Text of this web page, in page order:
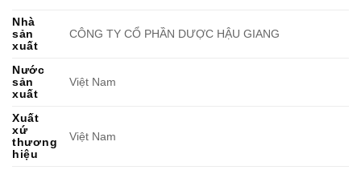
Nhà
sản
xuất
CÔNG TY CỔ PHẦN DƯỢC HẬU GIANG
Nước
sản
xuất
Việt Nam
Xuất
xứ
thương
hiệu
Việt Nam